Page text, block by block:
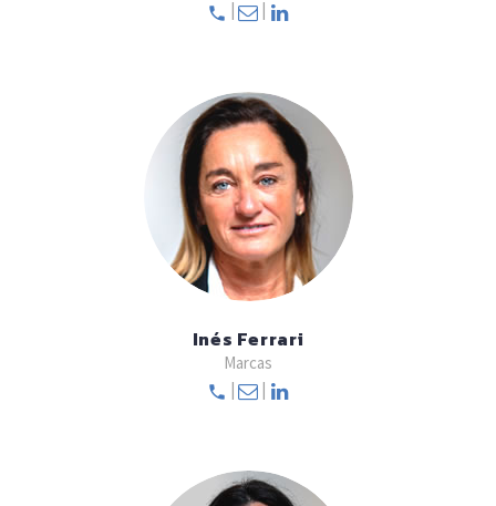
Inés Ferrari
Marcas
|
|